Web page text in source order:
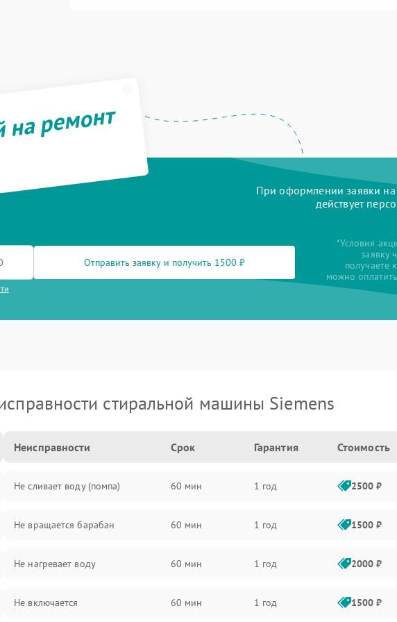
ремонт
При оформлении заявки на
действует
Отправить заявку и получить 1500 ₽
*Условия
заявку
получаете
можно
стиральной машины Siemens
Неисправности Срок Гарантия Стоимость
Не сливает воду (помпа) 60 мин 1 год 2500 ₽
Не вращается барабан 60 мин 1 год 1500 ₽
Не нагревает воду 60 мин 1 год 2000 ₽
Не включается 60 мин 1 год 1500 ₽